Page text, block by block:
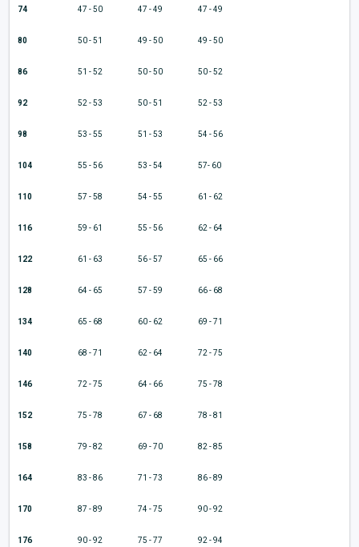
74 47 - 50 47 - 49 47 - 49
80 50 - 51 49 - 50 49 - 50
86 51 - 52 50 - 50 50 - 52
92 52 - 53 50 - 51 52 - 53
98 53 - 55 51 - 53 54 - 56
104 55 - 56 53 - 54 57- 60
110 57 - 58 54 - 55 61 - 62
116 59 - 61 55 - 56 62 - 64
122 61 - 63 56 - 57 65 - 66
128 64 - 65 57 - 59 66 - 68
134 65 - 68 60 - 62 69 - 71
140 68 - 71 62 - 64 72 - 75
146 72 - 75 64 - 66 75 - 78
152 75 - 78 67 - 68 78 - 81
158 79 - 82 69 - 70 82 - 85
164 83 - 86 71 - 73 86 - 89
170 87 - 89 74 - 75 90 - 92
176 90 - 92 75 - 77 92 - 94